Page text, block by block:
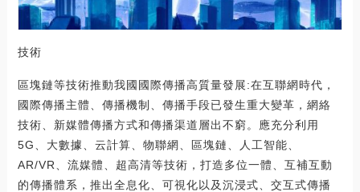
技術
區塊鏈等技術推動我國國際傳播高質量發展:在互聯網時代，
國際傳播主體、傳播機制、傳播手段已發生重大變革，網絡
技術、新媒體傳播方式和傳播渠道層出不窮。應充分利用
5G、大數據、云計算、物聯網、區塊鏈、人工智能、
AR/VR、流媒體、超高清等技術，打造多位一體、互補互動
的傳播體系，推出全息化、可視化以及沉浸式、交互式傳播